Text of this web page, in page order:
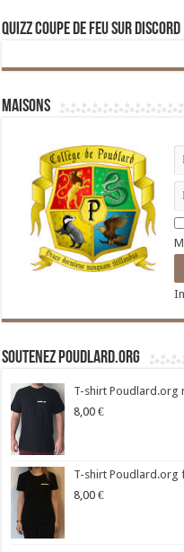
Quizz Coupe de Feu sur Discord
Maisons
Soutenez Poudlard.org
T-shirt Poudlard.org
8,00 €
T-shirt Poudlard.org
8,00 €